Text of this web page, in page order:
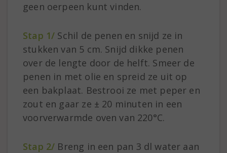
geen oerpeen kunt vinden.
Stap 1/ Schil de penen en snijd ze in
stukken van 5 cm. Snijd dikke penen
over de lengte door de helft. Smeer de
penen in met olie en spreid ze uit op
een bakplaat. Bestrooi ze met peper en
zout en gaar ze ± 20 minuten in een
voorverwarmde oven van 220°C.
Stap 2/ Breng in een pan 3 dl water aan